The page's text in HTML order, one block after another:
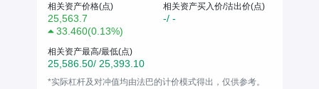
相关资产价格(点)
25,563.7
33.460(0.13%)
相关资产买入价/沽出价(点)
-/ -
相关资产最高/最低(点)
25,586.50/ 25,393.10
*实际杠杆及对冲值均由法巴的计价模式得出，仅供参考。